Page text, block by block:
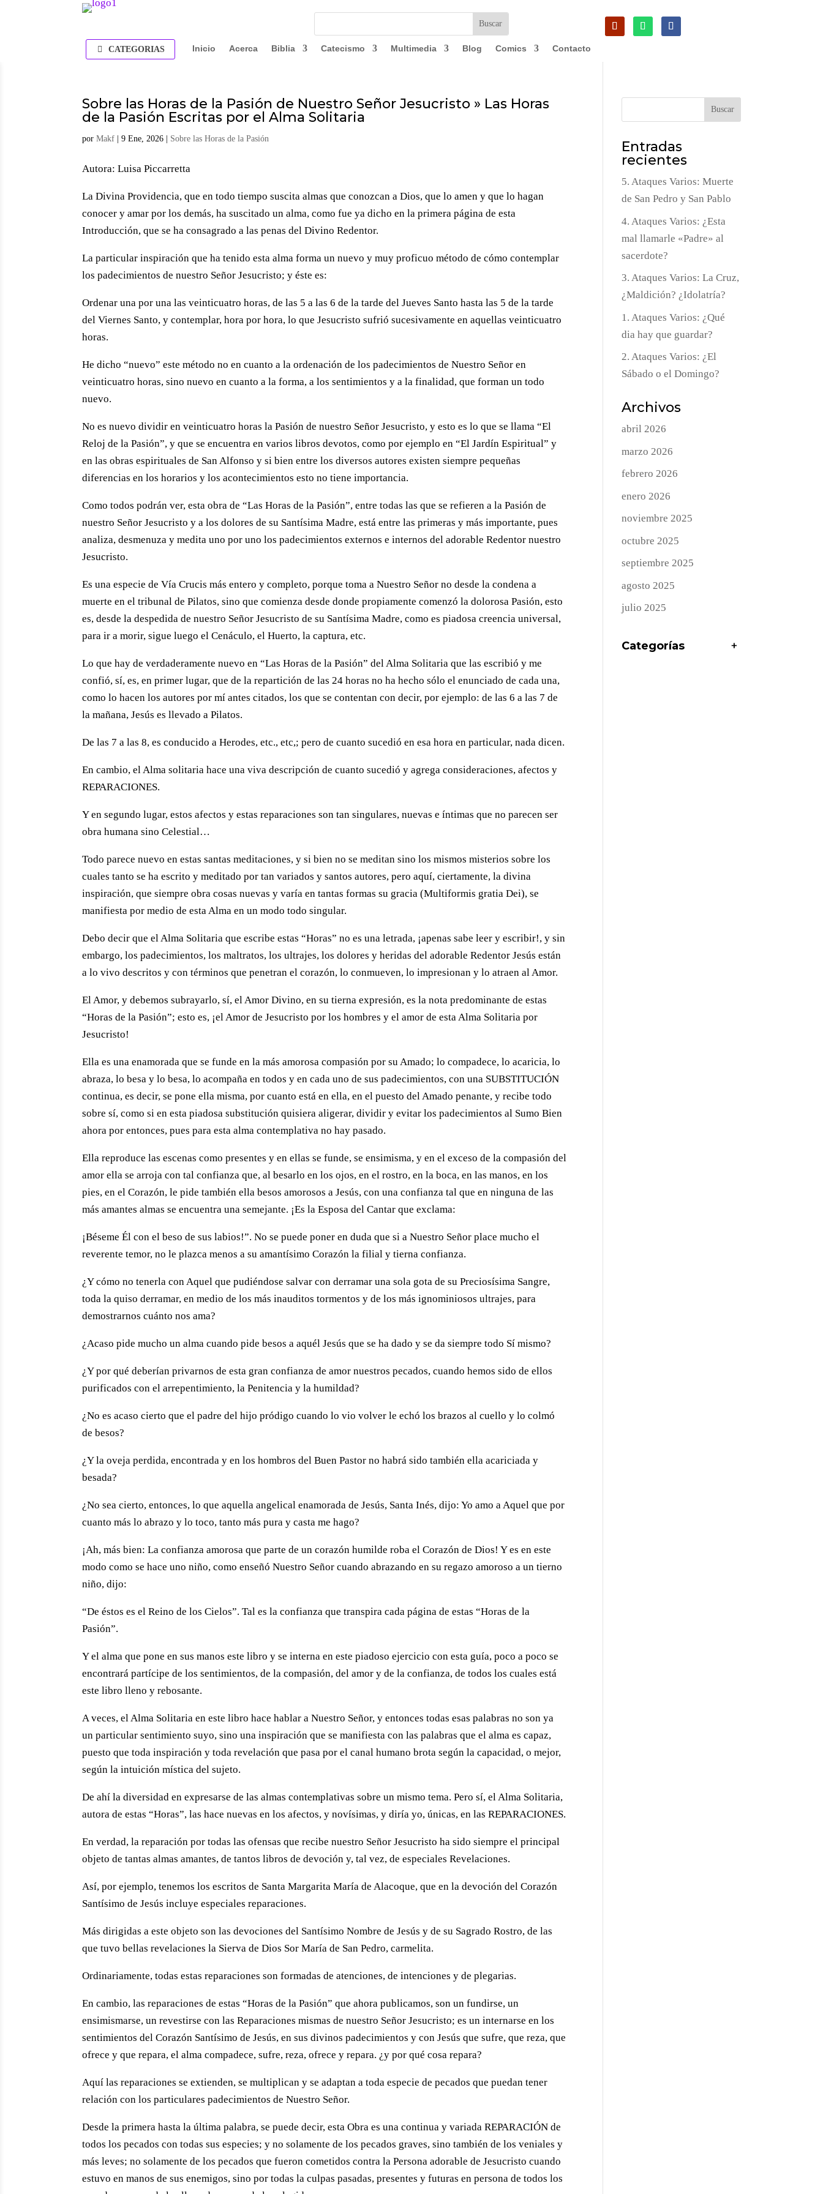
CATEGORIAS Inicio Acerca Biblia Catecismo Multimedia Blog Comics Contacto
Sobre las Horas de la Pasión de Nuestro Señor Jesucristo » Las Horas
de la Pasión Escritas por el Alma Solitaria
porMakf |9 Ene, 2026 Sobre las Horas de la Pasión
Autora: Luisa Piccarretta
La Divina Providencia, que en todo tiempo suscita almas que conozcan a Dios, que lo amen y que lo hagan
conocer y amar por los demás, ha suscitado un alma, como fue ya dicho en la primera página de esta
Introducción, que se ha consagrado a las penas del Divino Redentor.
La particular inspiración que ha tenido esta alma forma un nuevo y muy proficuo método de cómo contemplar
los padecimientos de nuestro Señor Jesucristo; y éste es:
Ordenar una por una las veinticuatro horas, de las 5 a las 6 de la tarde del Jueves Santo hasta las 5 de la tarde
del Viernes Santo, y contemplar, hora por hora, lo que Jesucristo sufrió sucesivamente en aquellas veinticuatro
horas.
He dicho “nuevo” este método no en cuanto a la ordenación de los padecimientos de Nuestro Señor en
veinticuatro horas, sino nuevo en cuanto a la forma, a los sentimientos y a la finalidad, que forman un todo
nuevo.
No es nuevo dividir en veinticuatro horas la Pasión de nuestro Señor Jesucristo, y esto es lo que se llama “El
Reloj de la Pasión”, y que se encuentra en varios libros devotos, como por ejemplo en “El Jardín Espiritual” y
en las obras espirituales de San Alfonso y si bien entre los diversos autores existen siempre pequeñas
diferencias en los horarios y los acontecimientos esto no tiene importancia.
Como todos podrán ver, esta obra de “Las Horas de la Pasión”, entre todas las que se refieren a la Pasión de
nuestro Señor Jesucristo y a los dolores de su Santísima Madre, está entre las primeras y más importante, pues
analiza, desmenuza y medita uno por uno los padecimientos externos e internos del adorable Redentor nuestro
Jesucristo.
Es una especie de Vía Crucis más entero y completo, porque toma a Nuestro Señor no desde la condena a
muerte en el tribunal de Pilatos, sino que comienza desde donde propiamente comenzó la dolorosa Pasión, esto
es, desde la despedida de nuestro Señor Jesucristo de su Santísima Madre, como es piadosa creencia universal,
para ir a morir, sigue luego el Cenáculo, el Huerto, la captura, etc.
Lo que hay de verdaderamente nuevo en “Las Horas de la Pasión” del Alma Solitaria que las escribió y me
confió, sí, es, en primer lugar, que de la repartición de las 24 horas no ha hecho sólo el enunciado de cada una,
como lo hacen los autores por mí antes citados, los que se contentan con decir, por ejemplo: de las 6 a las 7 de
la mañana, Jesús es llevado a Pilatos.
De las 7 a las 8, es conducido a Herodes, etc., etc,; pero de cuanto sucedió en esa hora en particular, nada dicen.
En cambio, el Alma solitaria hace una viva descripción de cuanto sucedió y agrega consideraciones, afectos y
REPARACIONES.
Y en segundo lugar, estos afectos y estas reparaciones son tan singulares, nuevas e íntimas que no parecen ser
obra humana sino Celestial…
Todo parece nuevo en estas santas meditaciones, y si bien no se meditan sino los mismos misterios sobre los
cuales tanto se ha escrito y meditado por tan variados y santos autores, pero aquí, ciertamente, la divina
inspiración, que siempre obra cosas nuevas y varía en tantas formas su gracia (Multiformis gratia Dei), se
manifiesta por medio de esta Alma en un modo todo singular.
Debo decir que el Alma Solitaria que escribe estas “Horas” no es una letrada, ¡apenas sabe leer y escribir!, y sin
embargo, los padecimientos, los maltratos, los ultrajes, los dolores y heridas del adorable Redentor Jesús están
a lo vivo descritos y con términos que penetran el corazón, lo conmueven, lo impresionan y lo atraen al Amor.
El Amor, y debemos subrayarlo, sí, el Amor Divino, en su tierna expresión, es la nota predominante de estas
“Horas de la Pasión”; esto es, ¡el Amor de Jesucristo por los hombres y el amor de esta Alma Solitaria por
Jesucristo!
Ella es una enamorada que se funde en la más amorosa compasión por su Amado; lo compadece, lo acaricia, lo
abraza, lo besa y lo besa, lo acompaña en todos y en cada uno de sus padecimientos, con una SUBSTITUCIÓN
continua, es decir, se pone ella misma, por cuanto está en ella, en el puesto del Amado penante, y recibe todo
sobre sí, como si en esta piadosa substitución quisiera aligerar, dividir y evitar los padecimientos al Sumo Bien
ahora por entonces, pues para esta alma contemplativa no hay pasado.
Ella reproduce las escenas como presentes y en ellas se funde, se ensimisma, y en el exceso de la compasión del
amor ella se arroja con tal confianza que, al besarlo en los ojos, en el rostro, en la boca, en las manos, en los
pies, en el Corazón, le pide también ella besos amorosos a Jesús, con una confianza tal que en ninguna de las
más amantes almas se encuentra una semejante. ¡Es la Esposa del Cantar que exclama:
¡Béseme Él con el beso de sus labios!”. No se puede poner en duda que si a Nuestro Señor place mucho el
reverente temor, no le plazca menos a su amantísimo Corazón la filial y tierna confianza.
¿Y cómo no tenerla con Aquel que pudiéndose salvar con derramar una sola gota de su Preciosísima Sangre,
toda la quiso derramar, en medio de los más inauditos tormentos y de los más ignominiosos ultrajes, para
demostrarnos cuánto nos ama?
¿Acaso pide mucho un alma cuando pide besos a aquél Jesús que se ha dado y se da siempre todo Sí mismo?
¿Y por qué deberían privarnos de esta gran confianza de amor nuestros pecados, cuando hemos sido de ellos
purificados con el arrepentimiento, la Penitencia y la humildad?
¿No es acaso cierto que el padre del hijo pródigo cuando lo vio volver le echó los brazos al cuello y lo colmó
de besos?
¿Y la oveja perdida, encontrada y en los hombros del Buen Pastor no habrá sido también ella acariciada y
besada?
¿No sea cierto, entonces, lo que aquella angelical enamorada de Jesús, Santa Inés, dijo: Yo amo a Aquel que por
cuanto más lo abrazo y lo toco, tanto más pura y casta me hago?
¡Ah, más bien: La confianza amorosa que parte de un corazón humilde roba el Corazón de Dios! Y es en este
modo como se hace uno niño, como enseñó Nuestro Señor cuando abrazando en su regazo amoroso a un tierno
niño, dijo:
“De éstos es el Reino de los Cielos”. Tal es la confianza que transpira cada página de estas “Horas de la
Pasión”.
Y el alma que pone en sus manos este libro y se interna en este piadoso ejercicio con esta guía, poco a poco se
encontrará partícipe de los sentimientos, de la compasión, del amor y de la confianza, de todos los cuales está
este libro lleno y rebosante.
A veces, el Alma Solitaria en este libro hace hablar a Nuestro Señor, y entonces todas esas palabras no son ya
un particular sentimiento suyo, sino una inspiración que se manifiesta con las palabras que el alma es capaz,
puesto que toda inspiración y toda revelación que pasa por el canal humano brota según la capacidad, o mejor,
según la intuición mística del sujeto.
De ahí la diversidad en expresarse de las almas contemplativas sobre un mismo tema. Pero sí, el Alma Solitaria,
autora de estas “Horas”, las hace nuevas en los afectos, y novísimas, y diría yo, únicas, en las REPARACIONES.
En verdad, la reparación por todas las ofensas que recibe nuestro Señor Jesucristo ha sido siempre el principal
objeto de tantas almas amantes, de tantos libros de devoción y, tal vez, de especiales Revelaciones.
Así, por ejemplo, tenemos los escritos de Santa Margarita María de Alacoque, que en la devoción del Corazón
Santísimo de Jesús incluye especiales reparaciones.
Más dirigidas a este objeto son las devociones del Santísimo Nombre de Jesús y de su Sagrado Rostro, de las
que tuvo bellas revelaciones la Sierva de Dios Sor María de San Pedro, carmelita.
Ordinariamente, todas estas reparaciones son formadas de atenciones, de intenciones y de plegarias.
En cambio, las reparaciones de estas “Horas de la Pasión” que ahora publicamos, son un fundirse, un
ensimismarse, un revestirse con las Reparaciones mismas de nuestro Señor Jesucristo; es un internarse en los
sentimientos del Corazón Santísimo de Jesús, en sus divinos padecimientos y con Jesús que sufre, que reza, que
ofrece y que repara, el alma compadece, sufre, reza, ofrece y repara. ¿y por qué cosa repara?
Aquí las reparaciones se extienden, se multiplican y se adaptan a toda especie de pecados que puedan tener
relación con los particulares padecimientos de Nuestro Señor.
Desde la primera hasta la última palabra, se puede decir, esta Obra es una continua y variada REPARACIÓN de
todos los pecados con todas sus especies; y no solamente de los pecados graves, sino también de los veniales y
más leves; no solamente de los pecados que fueron cometidos contra la Persona adorable de Jesucristo cuando
estuvo en manos de sus enemigos, sino por todas la culpas pasadas, presentes y futuras en persona de todos los
Buscar
Entradas
recientes
5. Ataques Varios: Muerte
de San Pedro y San Pablo
4. Ataques Varios: ¿Esta
mal llamarle «Padre» al
sacerdote?
3. Ataques Varios: La Cruz,
¿Maldición? ¿Idolatría?
1. Ataques Varios: ¿Qué
dia hay que guardar?
2. Ataques Varios: ¿El
Sábado o el Domingo?
Archivos
abril 2026
marzo 2026
febrero 2026
enero 2026
noviembre 2025
octubre 2025
septiembre 2025
agosto 2025
julio 2025
Categorías +